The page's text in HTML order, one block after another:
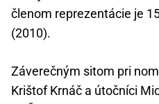
členom reprezentácie je
(2010).
Záverečným sitom pri
Krištof Krnáč a útočníci